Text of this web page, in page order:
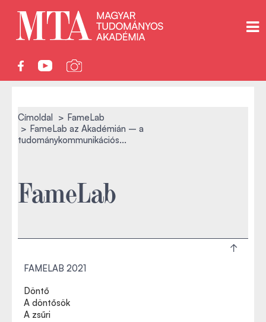
Címoldal
FameLab
FameLab az Akadémián – a
tudománykommunikációs...
FameLab
FAMELAB 2021
Döntő
A döntősök
A zsűri